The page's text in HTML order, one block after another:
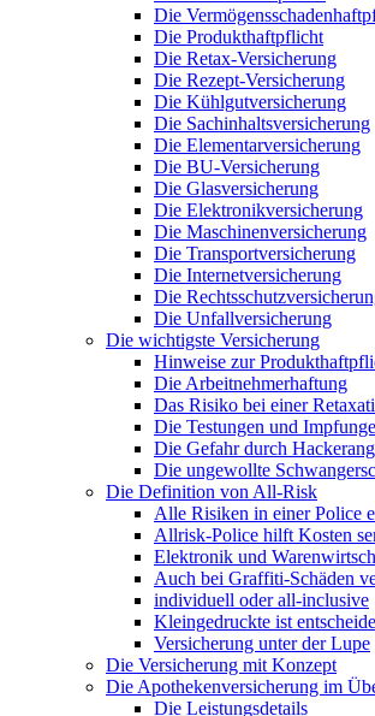
Die
Die Produkthaftpflicht
Die Retax-Versicherung
Die Rezept-Versicherung
Die Kühlgutversicherung
Die Sachinhaltsversicherung
Die Elementarversicherung
Die BU-Versicherung
Die Glasversicherung
Die Elektronikversicherung
Die Maschinenversicherung
Die Transportversicherung
Die Internetversicherung
Die
Die Unfallversicherung
Die wichtigste Versicherung
Hinweise zur
Die Arbeitnehmerhaftung
Das Risiko bei einer
Die Testungen und
Die Gefahr durch
Die ungewollte
Die Definition von All-Risk
Alle Risiken in einer Police
Allrisk-Police hilft Kosten
Elektronik und
Auch bei Graffiti-Schäden
individuell oder all-inclusive
Kleingedruckte ist
Versicherung unter der Lupe
Die Versicherung mit Konzept
Die Apothekenversicherung im
Die Leistungsdetails